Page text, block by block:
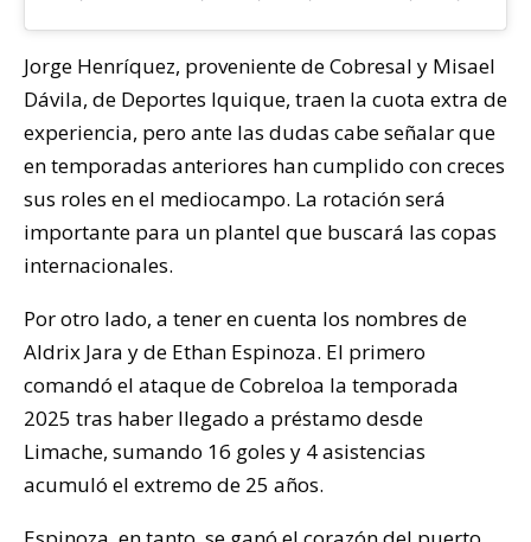
Jorge Henríquez, proveniente de Cobresal y Misael
Dávila, de Deportes Iquique, traen la cuota extra de
experiencia, pero ante las dudas cabe señalar que
en temporadas anteriores han cumplido con creces
sus roles en el mediocampo. La rotación será
importante para un plantel que buscará las copas
internacionales.
Por otro lado, a tener en cuenta los nombres de
Aldrix Jara y de Ethan Espinoza. El primero
comandó el ataque de Cobreloa la temporada
2025 tras haber llegado a préstamo desde
Limache, sumando 16 goles y 4 asistencias
acumuló el extremo de 25 años.